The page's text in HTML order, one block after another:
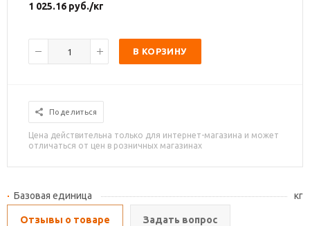
1 025.16 руб./кг
В КОРЗИНУ
Поделиться
Цена действительна только для интернет-магазина и может
отличаться от цен в розничных магазинах
Базовая единица кг
Отзывы о товаре Задать вопрос